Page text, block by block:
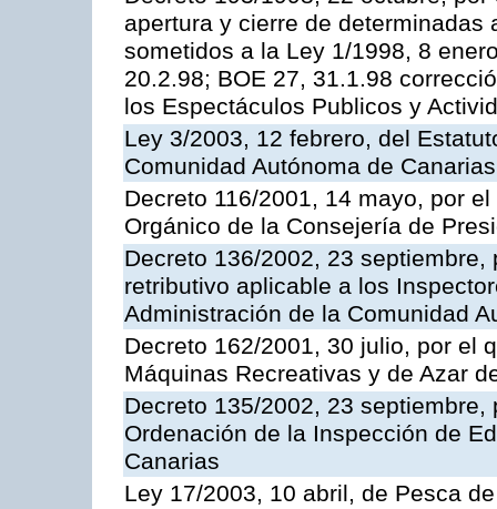
apertura y cierre de
sometidos a la Ley 1/1998, 8
20.2.98; BOE 27, 31.1.98
los Espectáculos Publicos y
Ley 3/2003, 12 febrero, del
Comunidad Autónoma de Canarias
Decreto 116/2001, 14 mayo, por
Orgánico de la Consejería de
Decreto 136/2002, 23
retributivo aplicable a los
Administración de la Comunidad
Decreto 162/2001, 30 julio, por el
Máquinas Recreativas y de Azar
Decreto 135/2002, 23
Ordenación de la Inspección de
Canarias
Ley 17/2003, 10 abril, de Pesca